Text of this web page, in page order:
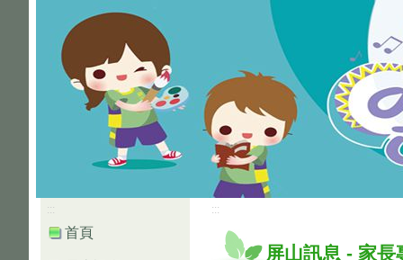
:::
首頁
:::
屏山訊息 - 家長